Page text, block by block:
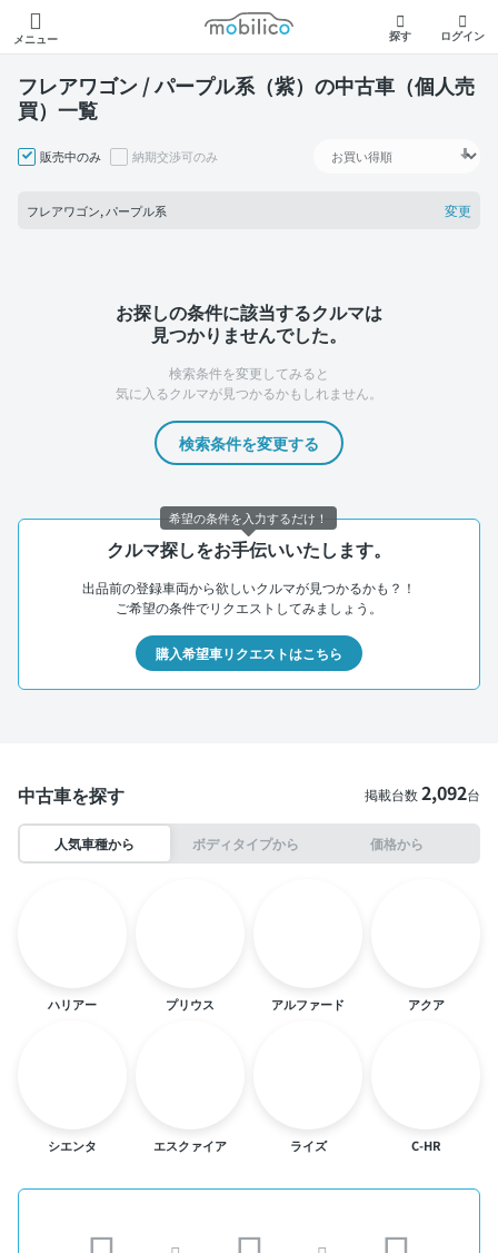
メニュー
モビリコ
探す ログイン
フレアワゴン / パープル系（紫）の中古車（個人売
買）一覧
販売中のみ 納期交渉可のみ
フレアワゴン, パープル系 変更
お探しの条件に該当するクルマは
見つかりませんでした。
検索条件を変更してみると
気に入るクルマが見つかるかもしれません。
検索条件を変更する
クルマ探しをお手伝いいたします。
出品前の登録車両から欲しいクルマが見つかるかも？！
ご希望の条件でリクエストしてみましょう。
購入希望車リクエストはこちら
中古車を探す 掲載台数2,092台
人気車種から ボディタイプから 価格から
ハリアー プリウス アルファード アクア
シエンタ エスクァイア ライズ C-HR
希望の条件を入力するだけ！